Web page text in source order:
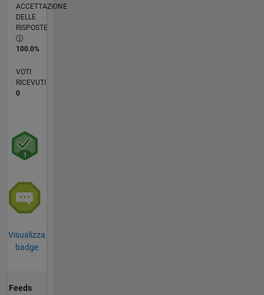
ACCETTAZIONE
DELLE
RISPOSTE
100.0%
VOTI
RICEVUTI
0
Visualizza
badge
Feeds